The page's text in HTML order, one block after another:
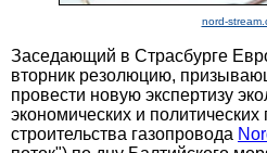
nord-
Заседающий в Страсбурге
вторник резолюцию,
провести новую экспертизу
экономических и политических
строительства газопровода